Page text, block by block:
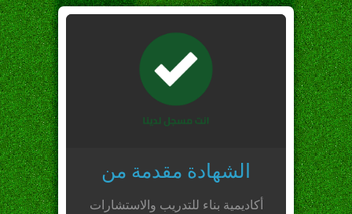
الشهادة مقدمة من
أكاديمية بناء للتدريب والاستشارات